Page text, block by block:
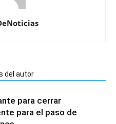
del autor
para cerrar
para el paso de